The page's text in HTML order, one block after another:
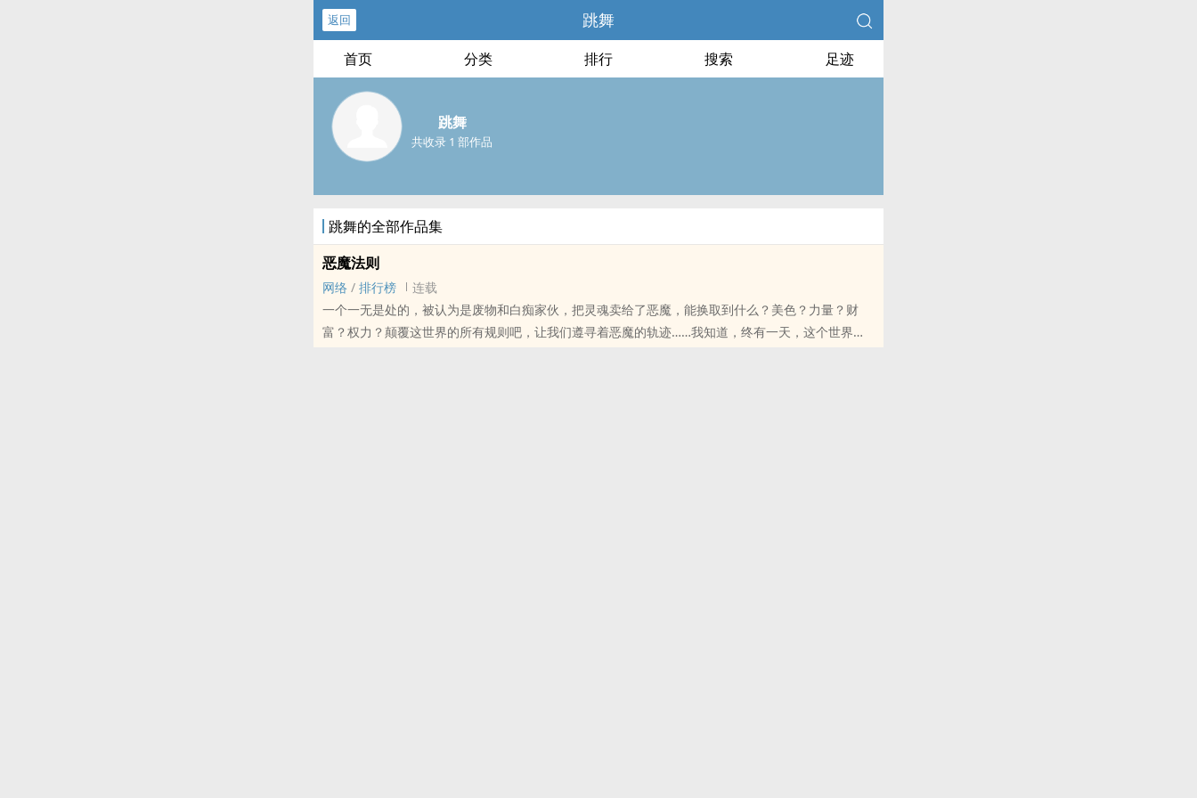
返回 跳舞
首页 分类 排行 搜索 足迹
跳舞
共收录 1 部作品
跳舞的全部作品集
恶魔法则
网络 / 排行榜
连载
一个一无是处的，被认为是废物和白痴家伙，把灵魂卖给了恶魔，能换取到什么？美色？力量？财
富？权力？颠覆这世界的所有规则吧，让我们遵寻着恶魔的轨迹……我知道，终有一天，这个世界将